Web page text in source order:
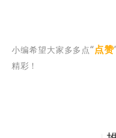
小编希望大家多多点“点赞
精彩！